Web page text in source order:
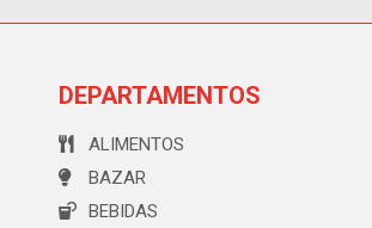
DEPARTAMENTOS
ALIMENTOS
BAZAR
BEBIDAS